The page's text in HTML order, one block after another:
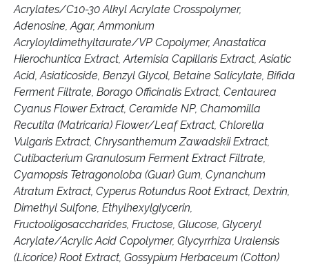
Acrylates/C10-30 Alkyl Acrylate Crosspolymer,
Adenosine, Agar, Ammonium
Acryloyldimethyltaurate/VP Copolymer, Anastatica
Hierochuntica Extract, Artemisia Capillaris Extract, Asiatic
Acid, Asiaticoside, Benzyl Glycol, Betaine Salicylate, Bifida
Ferment Filtrate, Borago Officinalis Extract, Centaurea
Cyanus Flower Extract, Ceramide NP, Chamomilla
Recutita (Matricaria) Flower/Leaf Extract, Chlorella
Vulgaris Extract, Chrysanthemum Zawadskii Extract,
Cutibacterium Granulosum Ferment Extract Filtrate,
Cyamopsis Tetragonoloba (Guar) Gum, Cynanchum
Atratum Extract, Cyperus Rotundus Root Extract, Dextrin,
Dimethyl Sulfone, Ethylhexylglycerin,
Fructooligosaccharides, Fructose, Glucose, Glyceryl
Acrylate/Acrylic Acid Copolymer, Glycyrrhiza Uralensis
(Licorice) Root Extract, Gossypium Herbaceum (Cotton)